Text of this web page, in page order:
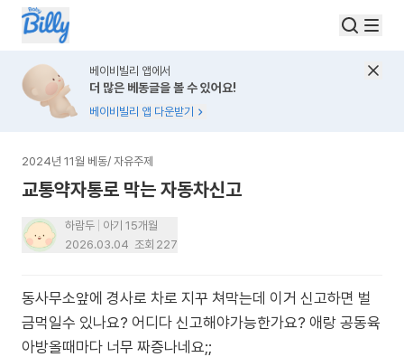
베이비빌리 앱에서
더 많은 베동글을 볼 수 있어요!
베이비빌리 앱 다운받기
2024년 11월 베동/ 자유주제
교통약자통로 막는 자동차신고
하람두
아기 15개월
2026.03.04 조회 227
동사무소앞에 경사로 차로 지꾸 쳐막는데 이거 신고하면 벌
금먹일수 있나요? 어디다 신고해야가능한가요? 애랑 공동육
아방올때마다 너무 짜증나네요;;